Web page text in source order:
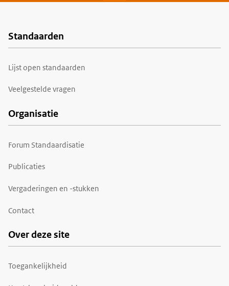
Voet
Standaarden
Lijst open standaarden
Veelgestelde vragen
Organisatie
Forum Standaardisatie
Publicaties
Vergaderingen en -stukken
Contact
Over deze site
Toegankelijkheid